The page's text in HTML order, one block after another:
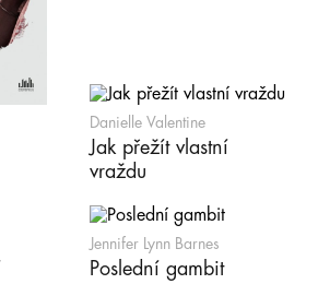
Danielle Valentine
Jak přežít vlastní
vraždu
Jennifer Lynn Barnes
Poslední gambit